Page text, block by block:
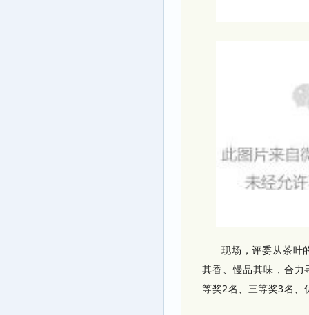
现场，评委从茶叶
其香、慢品其味，合力
等奖2名、三等奖3名、